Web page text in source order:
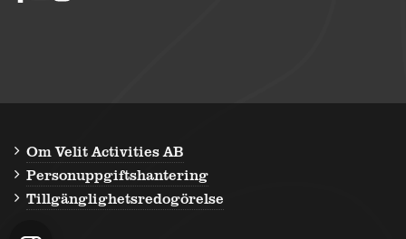
Om Velit Activities AB
Personuppgiftshantering
Tillgänglighetsredogörelse